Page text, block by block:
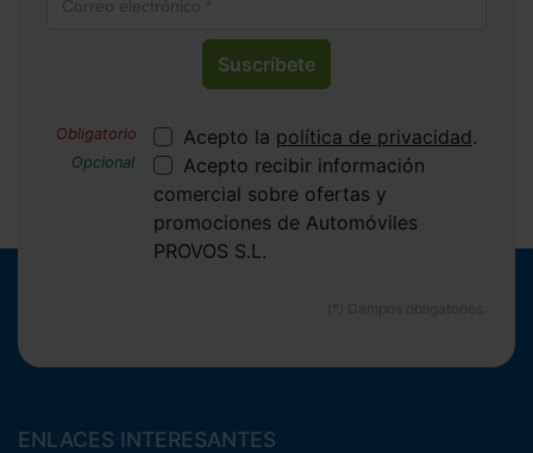
Suscríbete
Acepto la política de privacidad.
Acepto recibir información
comercial sobre ofertas y
promociones de Automóviles
PROVOS S.L.
ENLACES INTERESANTES